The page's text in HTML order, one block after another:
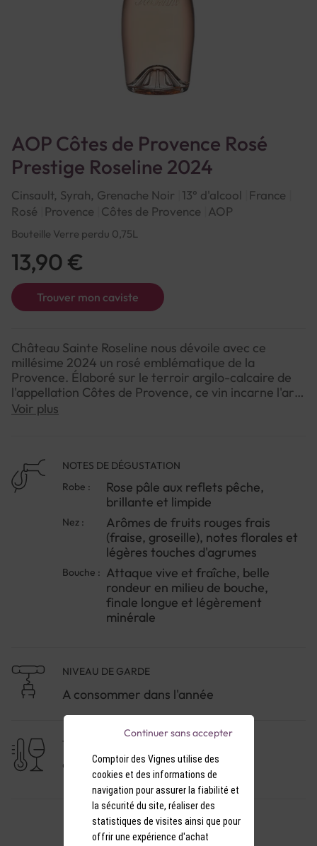
AOP Côtes de Provence Rosé
Prestige Roseline 2024
Cinsault, Syrah, Grenache Noir 13° d'alcool
France
Rosé
Provence Côtes de Provence AOP
Bouteille Verre perdu 0,75L
Trouver mon caviste
13,90 €
Château Sainte Roseline nous dévoile avec ce
millésime 2024 un rosé emblématique de la
Provence. Élaboré sur le terroir argilo-calcaire de
l'appellation Côtes de Provence, ce vin incarne l'art
de vivre méditerranéen avec élégance et finesse.La
délicate en font le compagnon idéal des repas
estivaux, mais il saura également prolonger les
plaisirs de l'été tout au long de l'année. À la fois
accessible et raffiné, ce rosé s'adresse aux
amateurs comme aux connaisseurs à la recherche
d'un vin provençal authentique.Pour en apprécier
pleinement les qualités, servez-le lors d'un déjeuner
en terrasse accompagné d'une cuisine
méditerranéenne légère et parfumée.
Voir plus
NOTES DE DÉGUSTATION
Robe :
Rose pâle aux reflets pêche,
brillante et limpide
Nez :
Arômes de fruits rouges frais
(fraise, groseille), notes florales et
légères touches d'agrumes
Bouche : Attaque vive et fraîche, belle
rondeur en milieu de bouche,
finale longue et légèrement
minérale
NIVEAU DE GARDE
A consommer dans l'année
TEMPÉRATURE DE SERVICE
9-10°C
Comptoir des Vignes utilise des
cookies et des informations de
navigation pour assurer la fiabilité et
la sécurité du site, réaliser des
statistiques de visites ainsi que pour
offrir une expérience d'achat
Continuer sans accepter